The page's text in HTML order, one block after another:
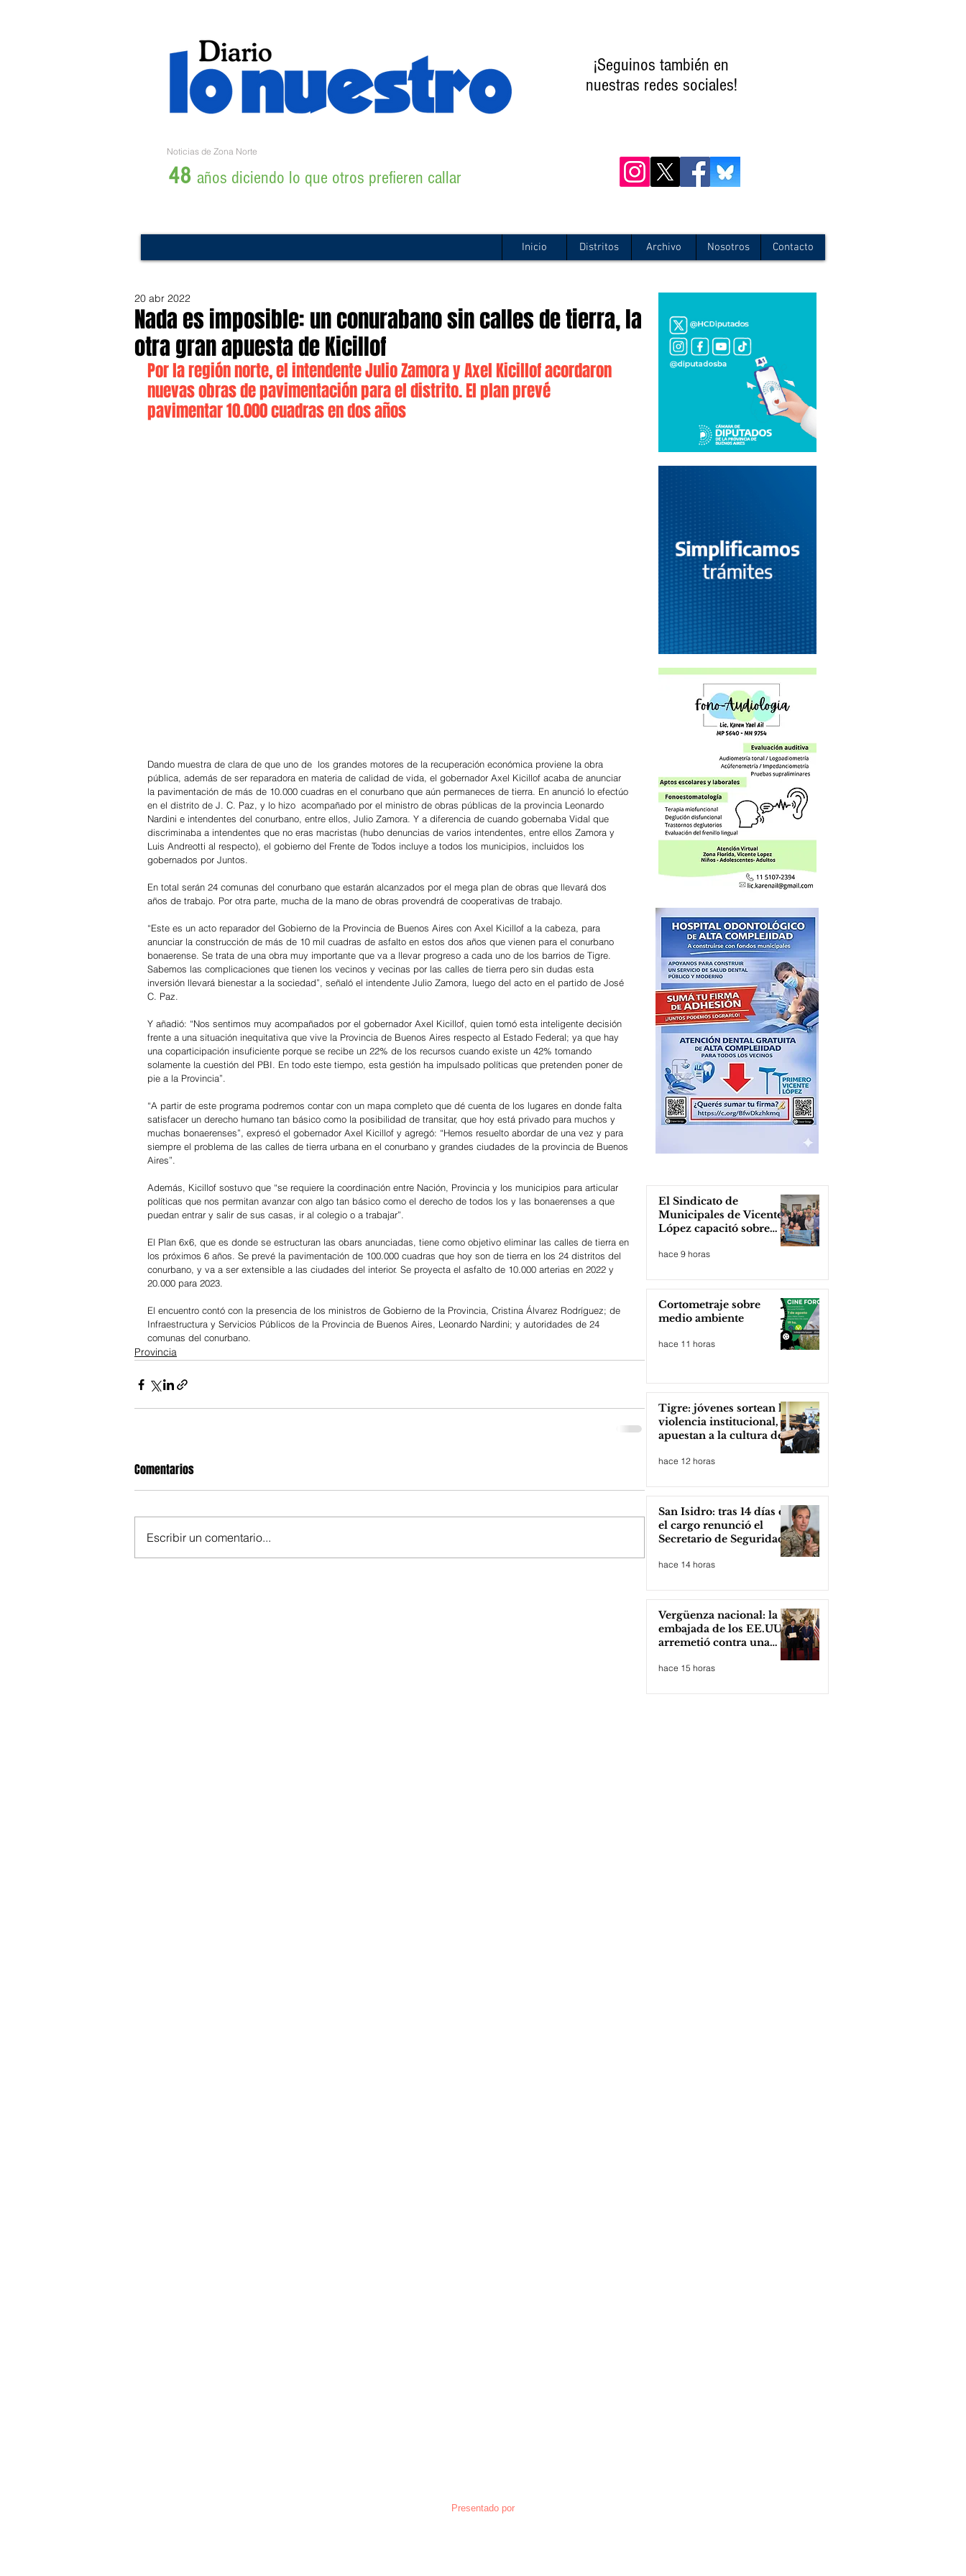
¡Seguinos también en
nuestras redes sociales!
Noticias de Zona Norte
48 años diciendo lo que otros prefieren callar
Inicio Distritos Archivo Nosotros Contacto
Nada es imposible: un conurabano sin calles de tierra, la
otra gran apuesta de Kicillof
20 abr 2022
Por la región norte, el intendente Julio Zamora y Axel Kicillof acordaron
nuevas obras de pavimentación para el distrito. El plan prevé
pavimentar 10.000 cuadras en dos años
Dando muestra de clara de que uno de  los grandes motores de la recuperación económica proviene la obra
pública, además de ser reparadora en materia de calidad de vida, el gobernador Axel Kicillof acaba de anunciar
la pavimentación de más de 10.000 cuadras en el conurbano que aún permaneces de tierra. En anunció lo efectúo
en el distrito de J. C. Paz, y lo hizo  acompañado por el ministro de obras públicas de la provincia Leonardo
Nardini e intendentes del conurbano, entre ellos, Julio Zamora. Y a diferencia de cuando gobernaba Vidal que
discriminaba a intendentes que no eras macristas (hubo denuncias de varios intendentes, entre ellos Zamora y
Luis Andreotti al respecto), el gobierno del Frente de Todos incluye a todos los municipios, incluidos los
gobernados por Juntos.
En total serán 24 comunas del conurbano que estarán alcanzados por el mega plan de obras que llevará dos
años de trabajo. Por otra parte, mucha de la mano de obras provendrá de cooperativas de trabajo.
“Este es un acto reparador del Gobierno de la Provincia de Buenos Aires con Axel Kicillof a la cabeza, para
anunciar la construcción de más de 10 mil cuadras de asfalto en estos dos años que vienen para el conurbano
bonaerense. Se trata de una obra muy importante que va a llevar progreso a cada uno de los barrios de Tigre.
Sabemos las complicaciones que tienen los vecinos y vecinas por las calles de tierra pero sin dudas esta
inversión llevará bienestar a la sociedad”, señaló el intendente Julio Zamora, luego del acto en el partido de José
C. Paz.
Y añadió: “Nos sentimos muy acompañados por el gobernador Axel Kicillof, quien tomó esta inteligente decisión
frente a una situación inequitativa que vive la Provincia de Buenos Aires respecto al Estado Federal; ya que hay
una coparticipación insuficiente porque se recibe un 22% de los recursos cuando existe un 42% tomando
solamente la cuestión del PBI. En todo este tiempo, esta gestión ha impulsado políticas que pretenden poner de
pie a la Provincia”.
“A partir de este programa podremos contar con un mapa completo que dé cuenta de los lugares en donde falta
satisfacer un derecho humano tan básico como la posibilidad de transitar, que hoy está privado para muchos y
muchas bonaerenses”, expresó el gobernador Axel Kicillof y agregó: “Hemos resuelto abordar de una vez y para
siempre el problema de las calles de tierra urbana en el conurbano y grandes ciudades de la provincia de Buenos
Aires”.
Además, Kicillof sostuvo que “se requiere la coordinación entre Nación, Provincia y los municipios para articular
políticas que nos permitan avanzar con algo tan básico como el derecho de todos los y las bonaerenses a que
puedan entrar y salir de sus casas, ir al colegio o a trabajar”.
El Plan 6x6, que es donde se estructuran las obars anunciadas, tiene como objetivo eliminar las calles de tierra en
los próximos 6 años. Se prevé la pavimentación de 100.000 cuadras que hoy son de tierra en los 24 distritos del
conurbano, y va a ser extensible a las ciudades del interior. Se proyecta el asfalto de 10.000 arterias en 2022 y
20.000 para 2023.
El encuentro contó con la presencia de los ministros de Gobierno de la Provincia, Cristina Álvarez Rodríguez; de
Infraestructura y Servicios Públicos de la Provincia de Buenos Aires, Leonardo Nardini; y autoridades de 24
comunas del conurbano.
Provincia
Comentarios
Escribir un comentario...
El Sindicato de
Municipales de Vicente
López capacitó sobre
hace 9 horas
Cortometraje sobre
medio ambiente
hace 11 horas
Tigre: jóvenes sortean la
violencia institucional,
apuestan a la cultura del
hace 12 horas
San Isidro: tras 14 días en
el cargo renunció el
Secretario de Seguridad
hace 14 horas
Vergüenza nacional: la
embajada de los EE.UU
arremetió contra una
hace 15 horas
Presentado por